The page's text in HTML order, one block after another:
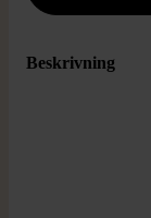
Beskrivning